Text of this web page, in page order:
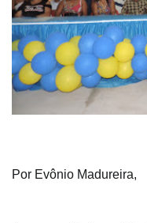
Por Evônio Madureira,